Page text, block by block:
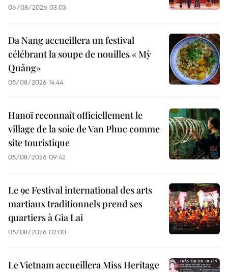
06/08/2026 03:03
Da Nang accueillera un festival
célébrant la soupe de nouilles « Mỳ
Quảng»
05/08/2026 14:44
Hanoï reconnaît officiellement le
village de la soie de Van Phuc comme
site touristique
05/08/2026 09:42
Le 9e Festival international des arts
martiaux traditionnels prend ses
quartiers à Gia Lai
05/08/2026 02:00
Le Vietnam accueillera Miss Heritage